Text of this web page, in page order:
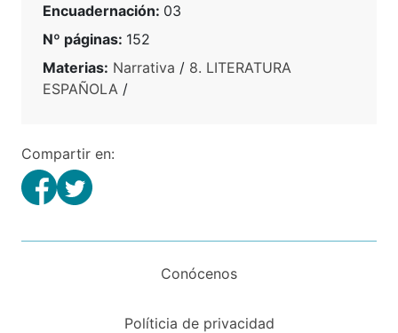
Encuadernación: 03
Nº páginas: 152
Materias: Narrativa / 8. LITERATURA
ESPAÑOLA /
Compartir en:
Conócenos
Políticia de privacidad